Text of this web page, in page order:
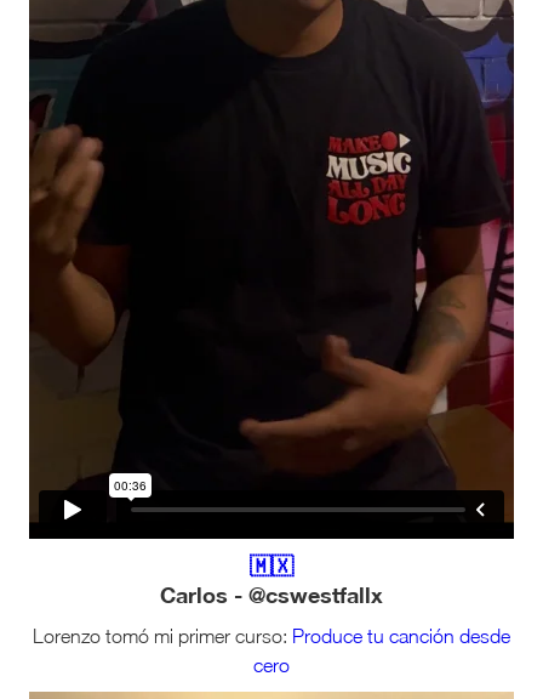
🇲🇽
Carlos - @cswestfallx
Lorenzo tomó mi primer curso: Produce tu canción desde
cero